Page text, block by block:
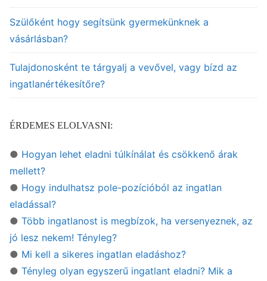
Szülőként hogy segítsünk gyermekünknek a
vásárlásban?
Tulajdonosként te tárgyalj a vevővel, vagy bízd az
ingatlanértékesítőre?
ÉRDEMES ELOLVASNI:
● Hogyan lehet eladni túlkínálat és csökkenő árak
mellett?
● Hogy indulhatsz pole-pozícióból az ingatlan
eladással?
● Több ingatlanost is megbízok, ha versenyeznek, az
jó lesz nekem! Tényleg?
● Mi kell a sikeres ingatlan eladáshoz?
● Tényleg olyan egyszerű ingatlant eladni? Mik a